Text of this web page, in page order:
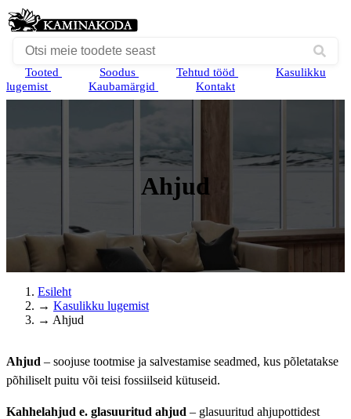
Tooted Soodus Tehtud tööd
Kasulikku
lugemist
Kaubamärgid Kontakt
Ahjud
Esileht
→ Kasulikku lugemist
→ Ahjud
Ahjud – soojuse tootmise ja salvestamise seadmed, kus põletatakse
põhiliselt puitu või teisi fossiilseid kütuseid.
Kahhelahjud e. glasuuritud ahjud – glasuuritud ahjupottidest